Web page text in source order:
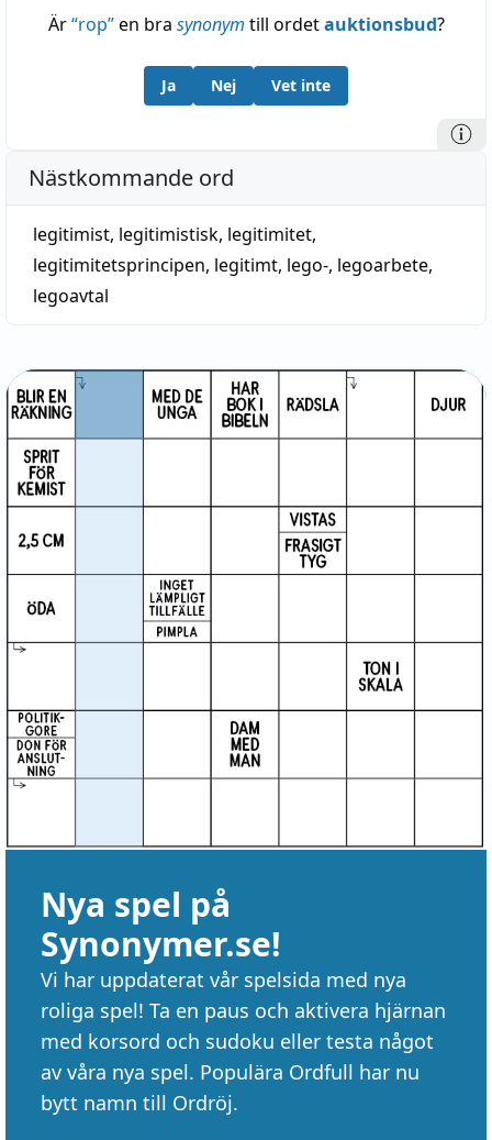
Är“rop”en bra synonym till ordetauktionsbud?
Ja Nej Vet inte
Nästkommande ord
legitimist, legitimistisk, legitimitet,
legitimitetsprincipen, legitimt, lego-, legoarbete,
legoavtal
Nya spel på
Synonymer.se!
Vi har uppdaterat vår spelsida med nya
roliga spel! Ta en paus och aktivera hjärnan
med korsord och sudoku eller testa något
av våra nya spel. Populära Ordfull har nu
bytt namn till Ordröj.